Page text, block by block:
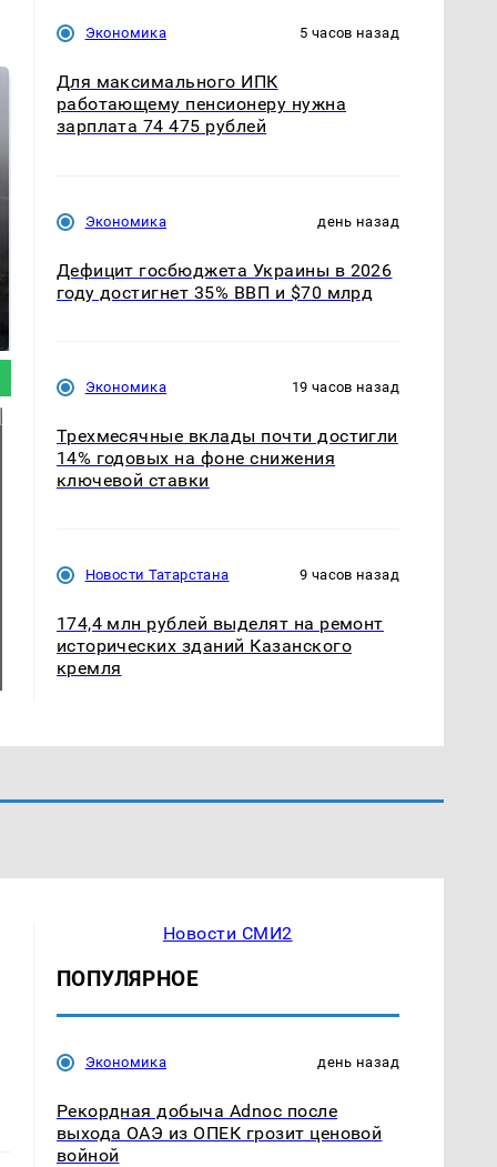
В магазинах России
СМИ: В Химках на
полицейскую
машину напали и
Экономика 5 часов назад
Для максимального ИПК
работающему пенсионеру нужна
зарплата 74 475 рублей
Экономика день назад
Дефицит госбюджета Украины в 2026
году достигнет 35% ВВП и $70 млрд
Экономика 19 часов назад
Трехмесячные вклады почти достигли
14% годовых на фоне снижения
ключевой ставки
Новости Татарстана 9 часов назад
174,4 млн рублей выделят на ремонт
исторических зданий Казанского
кремля
Новости СМИ2
ПОПУЛЯРНОЕ
Экономика день назад
Рекордная добыча Adnoc после
выхода ОАЭ из ОПЕК грозит ценовой
войной